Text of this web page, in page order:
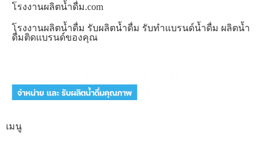
โรงงานผลิตน้ำดื่ม.com
โรงงานผลิตน้ำดื่ม รับผลิตน้ำดื่ม รับทำแบรนด์น้ำดื่ม ผลิตน้ำ
ดื่มติดแบรนด์ของคุณ
เมนู